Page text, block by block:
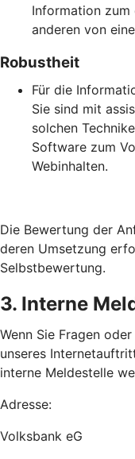
Information zum
anderen von
Robustheit
Für die
Sie sind mit
solchen
Software zum
Webinhalten.
Die Bewertung der
deren Umsetzung
Selbstbewertung.
3. Interne
Wenn Sie Fragen
unseres
interne Meldestelle
Adresse:
Volksbank eG